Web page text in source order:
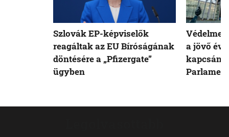
Szlovák EP-képviselők
reagáltak az EU Bíróságának
döntésére a „Pfizergate”
ügyben
Védelmet
a jövő évi
kapcsán
Parlament